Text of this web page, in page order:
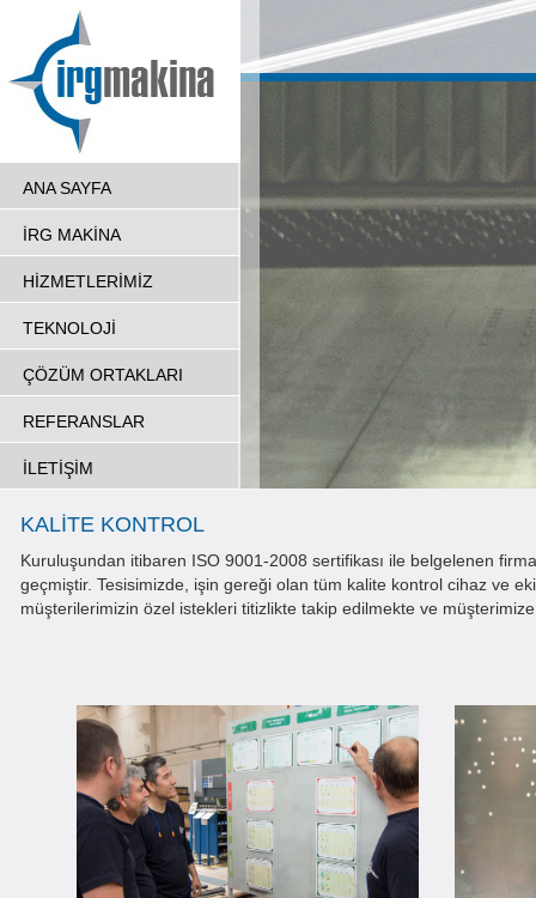
ANA SAYFA
İRG MAKİNA
HİZMETLERİMİZ
TEKNOLOJİ
ÇÖZÜM ORTAKLARI
REFERANSLAR
İLETİŞİM
KALİTE KONTROL
Kuruluşundan itibaren ISO 9001-2008 sertifikası ile belgelenen
geçmiştir. Tesisimizde, işin gereği olan tüm kalite kontrol cihaz ve
müşterilerimizin özel istekleri titizlikte takip edilmekte ve